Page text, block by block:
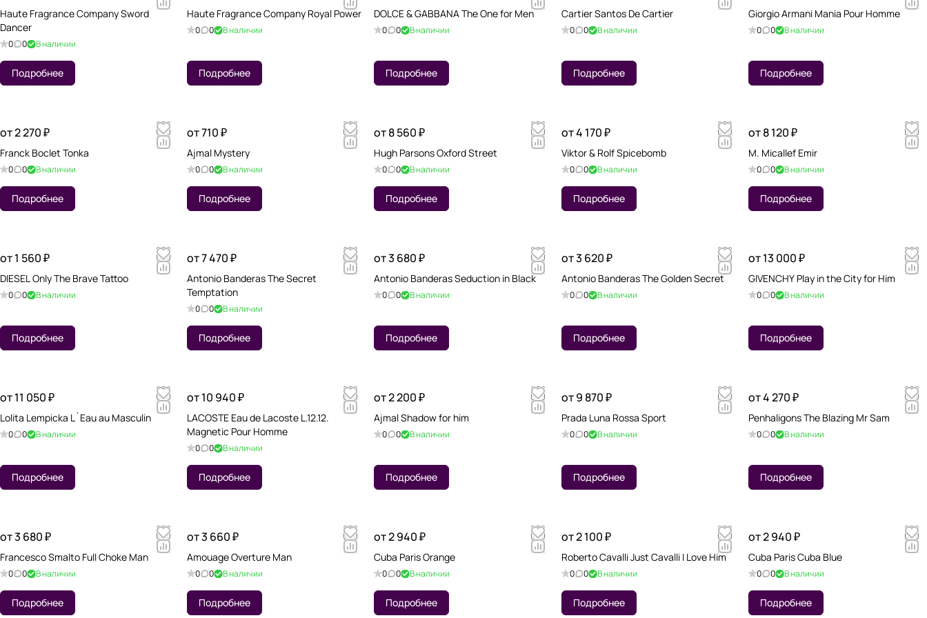
Haute Fragrance Company Sword
Dancer
0 0 В наличии
Подробнее
Haute Fragrance Company Royal Power
0 0 В наличии
Подробнее
DOLCE & GABBANA The One for Men
0 0 В наличии
Подробнее
Cartier Santos De Cartier
0 0 В наличии
Подробнее
Giorgio Armani Mania Pour Homme
0 0 В наличии
Подробнее
от 2 270 ₽
Franck Boclet Tonka
0 0 В наличии
Подробнее
от 710 ₽
Ajmal Mystery
0 0 В наличии
Подробнее
от 8 560 ₽
Hugh Parsons Oxford Street
0 0 В наличии
Подробнее
от 4 170 ₽
Viktor & Rolf Spicebomb
0 0 В наличии
Подробнее
от 8 120 ₽
M. Micallef Emir
0 0 В наличии
Подробнее
от 1 560 ₽
DIESEL Only The Brave Tattoo
0 0 В наличии
Подробнее
от 7 470 ₽
Antonio Banderas The Secret
Temptation
0 0 В наличии
Подробнее
от 3 680 ₽
Antonio Banderas Seduction in Black
0 0 В наличии
Подробнее
от 3 620 ₽
Antonio Banderas The Golden Secret
0 0 В наличии
Подробнее
от 13 000 ₽
GIVENCHY Play in the City for Him
0 0 В наличии
Подробнее
от 11 050 ₽
Lolita Lempicka L`Eau au Masculin
0 0 В наличии
Подробнее
от 10 940 ₽
LACOSTE Eau de Lacoste L.12.12.
Magnetic Pour Homme
0 0 В наличии
Подробнее
от 2 200 ₽
Ajmal Shadow for him
0 0 В наличии
Подробнее
от 9 870 ₽
Prada Luna Rossa Sport
0 0 В наличии
Подробнее
от 4 270 ₽
Penhaligons The Blazing Mr Sam
0 0 В наличии
Подробнее
от 3 680 ₽
Francesco Smalto Full Choke Man
0 0 В наличии
Подробнее
от 3 660 ₽
Amouage Overture Man
0 0 В наличии
Подробнее
от 2 940 ₽
Cuba Paris Orange
0 0 В наличии
Подробнее
от 2 100 ₽
Roberto Cavalli Just Cavalli I Love Him
0 0 В наличии
Подробнее
от 2 940 ₽
Cuba Paris Cuba Blue
0 0 В наличии
Подробнее